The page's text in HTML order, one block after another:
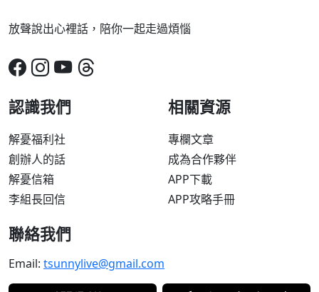
放聲說出心裡話，陪你一起走過煩惱
認識我們
解憂福利社
創辦人的話
解憂信箱
李組長回信
相關資源
專欄文章
成為合作夥伴
APP下載
APP攻略手冊
聯絡我們
Email: tsunnylive@gmail.com